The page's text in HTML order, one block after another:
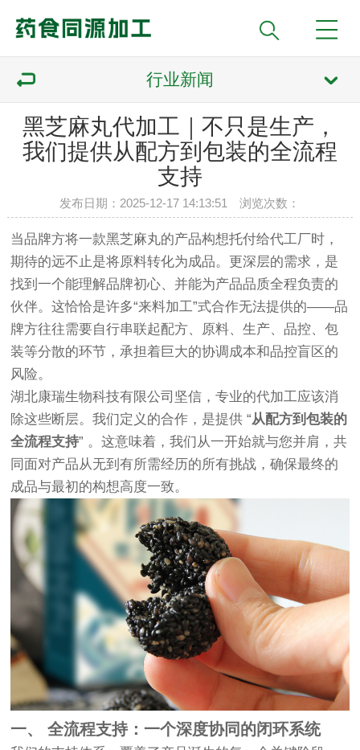
行业新闻
黑芝麻丸代加工｜不只是生产，
我们提供从配方到包装的全流程
支持
发布日期：2025-12-17 14:13:51 浏览次数：
当品牌方将一款黑芝麻丸的产品构想托付给代工厂时，
期待的远不止是将原料转化为成品。更深层的需求，是
找到一个能理解品牌初心、并能为产品品质全程负责的
伙伴。这恰恰是许多“来料加工”式合作无法提供的——品
牌方往往需要自行串联起配方、原料、生产、品控、包
装等分散的环节，承担着巨大的协调成本和品控盲区的
风险。
湖北康瑞生物科技有限公司坚信，专业的代加工应该消
除这些断层。我们定义的合作，是提供 “从配方到包装的
全流程支持” 。这意味着，我们从一开始就与您并肩，共
同面对产品从无到有所需经历的所有挑战，确保最终的
成品与最初的构想高度一致。
一、 全流程支持：一个深度协同的闭环系统